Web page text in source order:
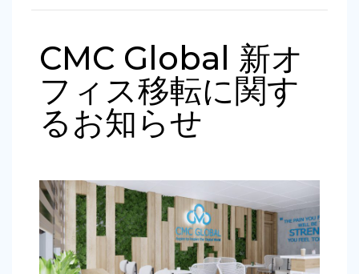
CMC Global 新オ
フィス移転に関す
るお知らせ